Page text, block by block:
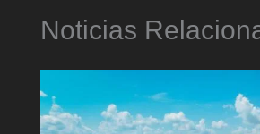
Noticias